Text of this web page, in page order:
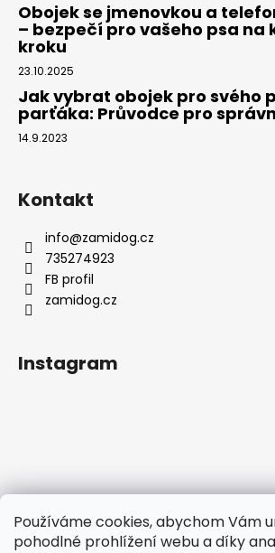
Používáme cookies, abychom Vám
pohodlné prohlížení webu a díky
Obojek se jmenovkou a
– bezpečí pro vašeho psa na
kroku
23.10.2025
Jak vybrat obojek pro svého
parťáka: Průvodce pro
14.9.2023
Kontakt
info@zamidog.cz
735274923
FB profil
zamidog.cz
Instagram